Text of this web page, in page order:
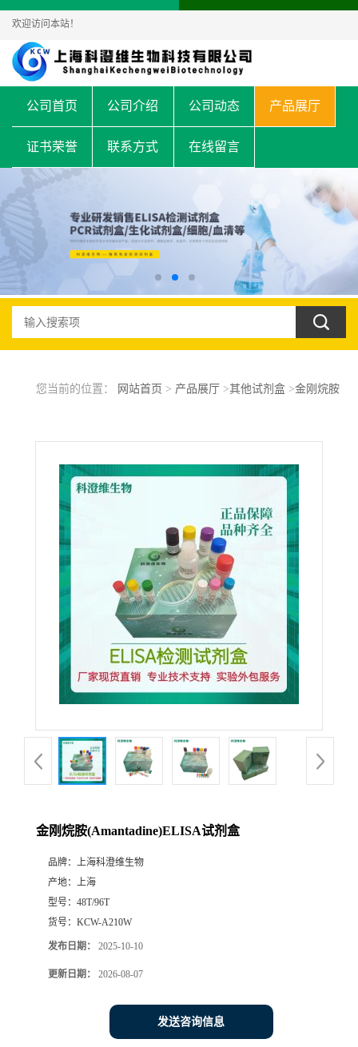
欢迎访问本站！
公司首页 公司介绍 公司动态 产品展厅
证书荣誉 联系方式 在线留言
您当前的位置： 网站首页 > 产品展厅>其他试剂盒>金刚烷胺
金刚烷胺(Amantadine)ELISA试剂盒
品牌：
上海科澄维生物
产地：
上海
型号： 48T/96T
货号： KCW-A210W
发布日期： 2025-10-10
更新日期： 2026-08-07
发送咨询信息